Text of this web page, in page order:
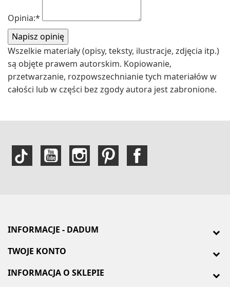
Opinia:*
Wszelkie materiały (opisy, teksty, ilustracje, zdjęcia itp.)
są objęte prawem autorskim. Kopiowanie,
przetwarzanie, rozpowszechnianie tych materiałów w
całości lub w części bez zgody autora jest zabronione.
INFORMACJE - DADUM
TWOJE KONTO
INFORMACJA O SKLEPIE